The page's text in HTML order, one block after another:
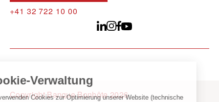
+41 32 722 10 00
Copyright Banque Bonhôte 2026